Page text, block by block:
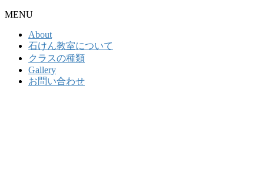
MENU
About
石けん教室について
クラスの種類
Gallery
お問い合わせ